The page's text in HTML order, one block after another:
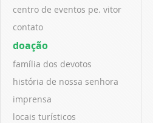
centro de eventos pe. vitor
contato
doação
família dos devotos
história de nossa senhora
imprensa
locais turísticos